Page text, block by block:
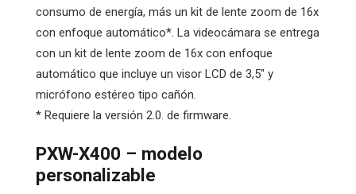
consumo de energía, más un kit de lente zoom de 16x
con enfoque automático*. La videocámara se entrega
con un kit de lente zoom de 16x con enfoque
automático que incluye un visor LCD de 3,5″ y
micrófono estéreo tipo cañón.
* Requiere la versión 2.0. de firmware.
PXW-X400 – modelo
personalizable